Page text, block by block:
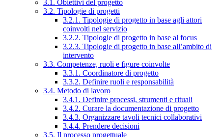
3.1. Obiettivi del progetto
3.2. Tipologie di progetti
3.2.1. Tipologie di progetto in base agli attori
coinvolti nel servizio
3.2.2. Tipologie di progetto in base al focus
3.2.3. Tipologie di progetto in base all’ambito di
intervento
3.3. Competenze, ruoli e figure coinvolte
3.3.1. Coordinatore di progetto
3.3.2. Definire ruoli e responsabilità
3.4. Metodo di lavoro
3.4.1. Definire processi, strumenti e rituali
3.4.2. Curare la documentazione di progetto
3.4.3. Organizzare tavoli tecnici collaborativi
3.4.4. Prendere decisioni
3.5. Il processo progettuale